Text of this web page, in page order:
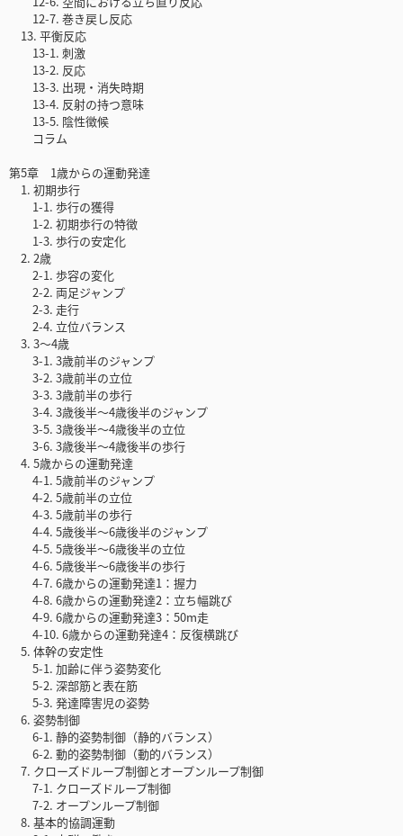
12-7. 巻き戻し反応
13. 平衡反応
13-1. 刺激
13-2. 反応
13-3. 出現・消失時期
13-4. 反射の持つ意味
13-5. 陰性徴候
コラム
第5章 1歳からの運動発達
1. 初期歩行
1-1. 歩行の獲得
1-2. 初期歩行の特徴
1-3. 歩行の安定化
2. 2歳
2-1. 歩容の変化
2-2. 両足ジャンプ
2-3. 走行
2-4. 立位バランス
3. 3〜4歳
3-1. 3歳前半のジャンプ
3-2. 3歳前半の立位
3-3. 3歳前半の歩行
3-4. 3歳後半〜4歳後半のジャンプ
3-5. 3歳後半〜4歳後半の立位
3-6. 3歳後半〜4歳後半の歩行
4. 5歳からの運動発達
4-1. 5歳前半のジャンプ
4-2. 5歳前半の立位
4-3. 5歳前半の歩行
4-4. 5歳後半〜6歳後半のジャンプ
4-5. 5歳後半〜6歳後半の立位
4-6. 5歳後半〜6歳後半の歩行
4-7. 6歳からの運動発達1：握力
4-8. 6歳からの運動発達2：立ち幅跳び
4-9. 6歳からの運動発達3：50m走
4-10. 6歳からの運動発達4：反復横跳び
5. 体幹の安定性
5-1. 加齢に伴う姿勢変化
5-2. 深部筋と表在筋
5-3. 発達障害児の姿勢
6. 姿勢制御
6-1. 静的姿勢制御（静的バランス）
6-2. 動的姿勢制御（動的バランス）
7. クローズドループ制御とオープンループ制御
7-1. クローズドループ制御
7-2. オープンループ制御
8. 基本的協調運動